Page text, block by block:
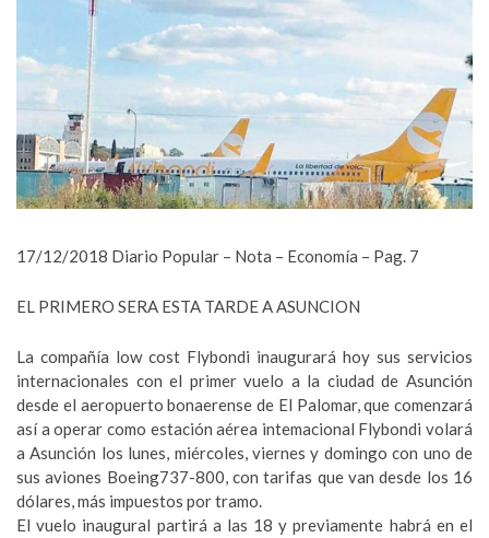
17/12/2018 Diario Popular – Nota – Economía – Pag. 7
EL PRIMERO SERA ESTA TARDE A ASUNCION
La compañía low cost Flybondi inaugurará hoy sus servicios
internacionales con el primer vuelo a la ciudad de Asunción
desde el aeropuerto bonaerense de El Palomar, que comenzará
así a operar como estación aérea intemacional Flybondi volará
a Asunción los lunes, miércoles, viernes y domingo con uno de
sus aviones Boeing737-800, con tarifas que van desde los 16
dólares, más impuestos por tramo.
El vuelo inaugural partirá a las 18 y previamente habrá en el